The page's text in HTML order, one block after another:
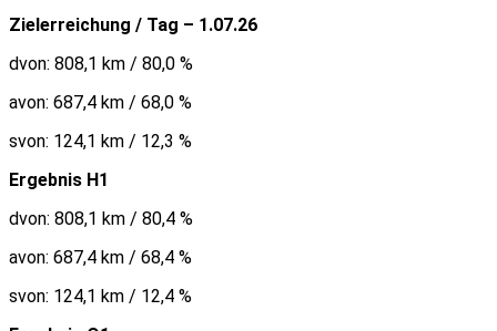
Zielerreichung / Tag – 1.07.26
dvon: 808,1 km / 80,0 %
avon: 687,4 km / 68,0 %
svon: 124,1 km / 12,3 %
Ergebnis H1
dvon: 808,1 km / 80,4 %
avon: 687,4 km / 68,4 %
svon: 124,1 km / 12,4 %